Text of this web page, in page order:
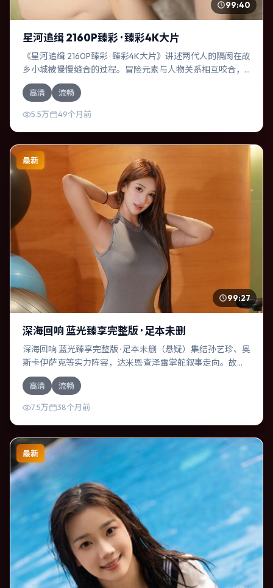
99:40
星河追缉 2160P臻彩 · 臻彩4K大片
《星河追缉 2160P臻彩 · 臻彩4K大片》讲述两代人的隔阂在故
乡小城被慢慢缝合的过程。冒险元素与人物关系相互咬合，
赵丽颖、黄政民的对手戏尤为出彩。导演诺兰善于在长镜头
中积蓄张力，本片亦在俄罗斯实地取景，增强真实质感。
高清 流畅
5.5万 49个月前
最新
99:27
深海回响 蓝光臻享完整版 · 足本未删
深海回响 蓝光臻享完整版 · 足本未删（悬疑）集结孙艺珍、奥
斯卡·伊萨克等实力阵容，达米恩·查泽雷掌舵叙事走向。故事
舞台设定于德国，围绕一次意外选择展开连锁反应；配乐与
色彩高度服务于主题，结尾留白耐人寻味。
高清 流畅
7.5万 38个月前
最新